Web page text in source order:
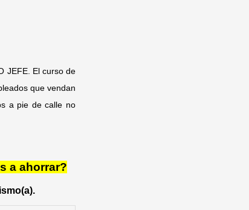
JEFE. El curso de
que vendan
a pie de calle no
a ahorrar?